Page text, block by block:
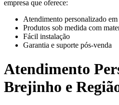
empresa que oferece:
Atendimento personalizado em
Produtos sob medida com
Fácil instalação
Garantia e suporte pós-venda
Atendimento
Brejinho e